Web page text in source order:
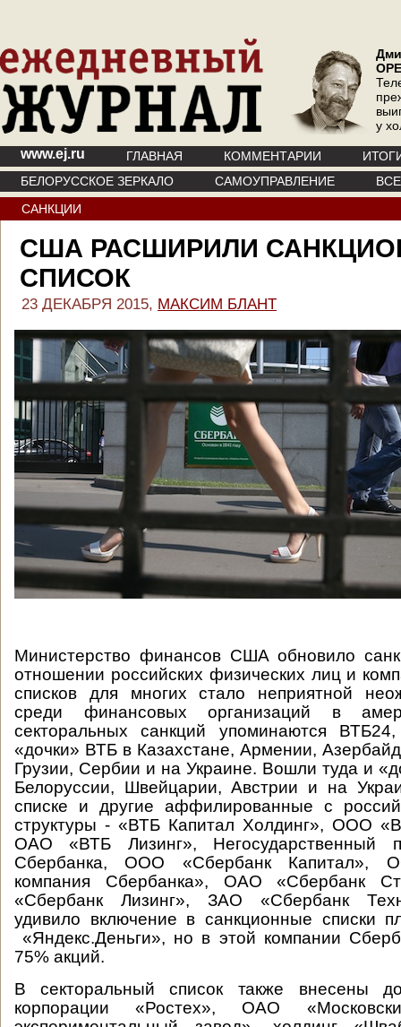
у
www.ej.ru ГЛАВНАЯ КОММЕНТАРИИ
БЕЛОРУССКОЕ ЗЕРКАЛО
САМОУПРАВЛЕНИЕ
САНКЦИИ
США РАСШИРИЛИ
СПИСОК
23 ДЕКАБРЯ 2015, МАКСИМ БЛАНТ
Министерство финансов США обновило
отношении российских физических лиц и
списков для многих стало неприятной
среди финансовых организаций в
секторальных санкций упоминаются
«дочки» ВТБ в Казахстане, Армении,
Грузии, Сербии и на Украине. Вошли туда и
Белоруссии, Швейцарии, Австрии и на
списке и другие аффилированные с
структуры - «ВТБ Капитал Холдинг», ООО
ОАО «ВТБ Лизинг», Негосударственный
Сбербанка, ООО «Сбербанк Капитал»,
компания Сбербанка», ОАО «Сбербанк
«Сбербанк Лизинг», ЗАО «Сбербанк
удивило включение в санкционные списки
«Яндекс.Деньги», но в этой компании
75% акций.
В секторальный список также внесены
корпорации «Ростех», ОАО